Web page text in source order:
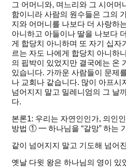
그 어머니와, 며느리와 그 시어머
함이니라 사람의 원수들은 그의
지와 어머니를 나보다 더 사랑하
아니하고 아들이나 딸을 나보다
게 합당치 아니하며 또 자기 십자
르는 자도 나에게 합당치 아니하
의 핍박이 있었지만 결국에는 온
있습니다. 가까운 사람들이 문제
나 교회나 같습니다. 많이 아프시
넘어지지 말고 밀레니엄의 그 날
다.
본론1: 우리는 자연인인가, 의인
방법 ① ━ 하나님을 “갈망” 하는
같이 넘어지지 말고 기도해 넘어
옛날 다윗 왕은 하나님의 영이 있